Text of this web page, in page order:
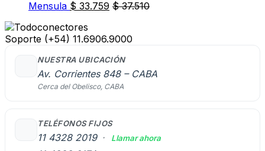
Mensula $ 33.759 $37.510
Soporte (+54) 11.6906.9000
NUESTRA UBICACIÓN
Av. Corrientes 848 – CABA
Cerca del Obelisco, CABA
TELÉFONOS FIJOS
11 4328 2019 · Llamar ahora